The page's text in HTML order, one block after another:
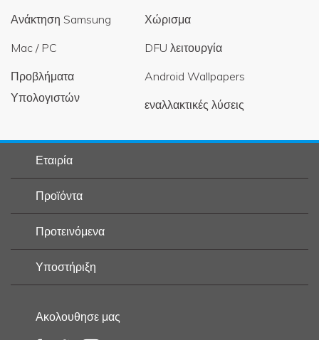
Ανάκτηση Samsung
Χώρισμα
Mac / PC
DFU λειτουργία
Προβλήματα
Υπολογιστών
Android Wallpapers
εναλλακτικές λύσεις
Εταιρία
Προϊόντα
Προτεινόμενα
Υποστήριξη
Ακολουθησε μας